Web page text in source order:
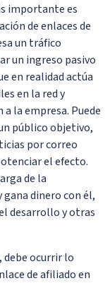
importante es
de enlaces de
un tráfico
un ingreso pasivo
en realidad actúa
en la red y
la empresa. Puede
público objetivo,
por correo
el efecto.
de la
dinero con él,
desarrollo y otras
debe ocurrir lo
de afiliado en